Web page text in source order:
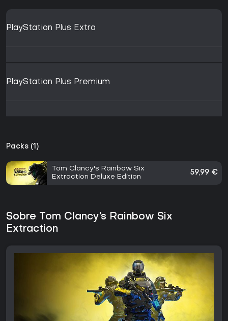
PlayStation Plus Extra
PlayStation Plus Premium
Packs (1)
Tom Clancy's Rainbow Six
Extraction Deluxe Edition
59,99 €
Sobre Tom Clancy’s Rainbow Six
Extraction